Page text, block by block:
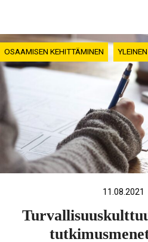
OSAAMISEN KEHITTÄMINEN YLEINEN
11.08.2021